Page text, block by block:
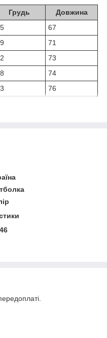
Грудь
Довжина
67
71
73
74
76